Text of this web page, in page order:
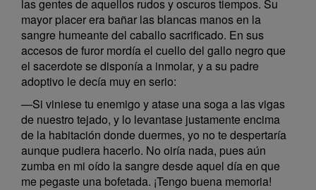
las gentes de aquellos rudos y oscuros tiempos. Su
mayor placer era bañar las blancas manos en la
sangre humeante del caballo sacrificado. En sus
accesos de furor mordía el cuello del gallo negro que
el sacerdote se disponía a inmolar, y a su padre
adoptivo le decía muy en serio:
—Si viniese tu enemigo y atase una soga a las vigas
de nuestro tejado, y lo levantase justamente encima
de la habitación donde duermes, yo no te despertaría
aunque pudiera hacerlo. No oiría nada, pues aún
zumba en mi oído la sangre desde aquel día en que
me pegaste una bofetada. ¡Tengo buena memoria!